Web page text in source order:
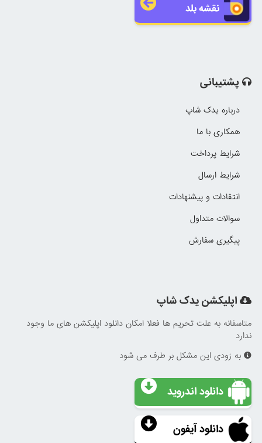
نقشه بلد
پشتیبانی
درباره یدک شاپ
همکاری با ما
شرایط پرداخت
شرایط ارسال
انتقادات و پیشنهادات
سوالات متداول
پیگیری سفارش
اپلیکشن یدک شاپ
متاسفانه به علت تحریم ها فعلا امکان دانلود اپلیکشن های ما وجود
ندارد
به زودی این مشکل بر طرف می شود
دانلود اندروید
دانلود آیفون